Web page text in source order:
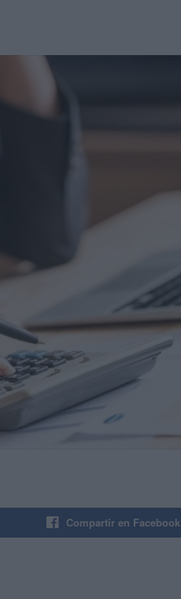
Compartir en Facebook